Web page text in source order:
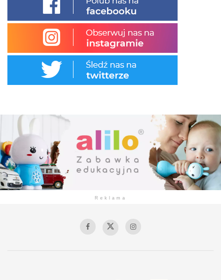
Reklama